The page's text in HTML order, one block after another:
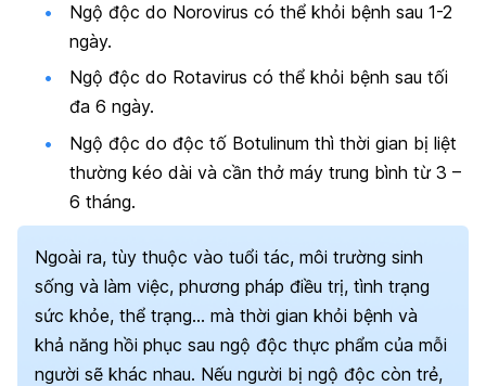
Ngộ độc do Norovirus có thể khỏi bệnh sau 1-2
ngày.
Ngộ độc do Rotavirus có thể khỏi bệnh sau tối
đa 6 ngày.
Ngộ độc do độc tố Botulinum thì thời gian bị liệt
thường kéo dài và cần thở máy trung bình từ 3 –
6 tháng.
Ngoài ra, tùy thuộc vào tuổi tác, môi trường sinh
sống và làm việc, phương pháp điều trị, tình trạng
sức khỏe, thể trạng… mà thời gian khỏi bệnh và
khả năng hồi phục sau ngộ độc thực phẩm của mỗi
người sẽ khác nhau. Nếu người bị ngộ độc còn trẻ,